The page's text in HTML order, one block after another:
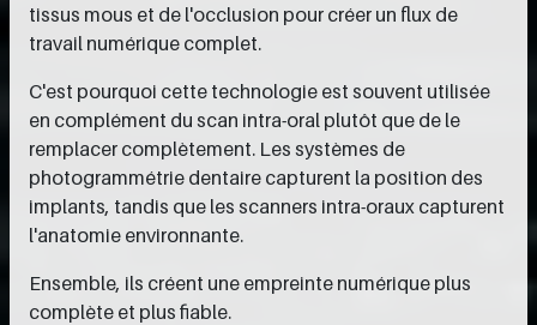
tissus mous et de l'occlusion pour créer un flux de
travail numérique complet.
C'est pourquoi cette technologie est souvent utilisée
en complément du scan intra-oral plutôt que de le
remplacer complètement. Les systèmes de
photogrammétrie dentaire capturent la position des
implants, tandis que les scanners intra-oraux capturent
l'anatomie environnante.
Ensemble, ils créent une empreinte numérique plus
complète et plus fiable.